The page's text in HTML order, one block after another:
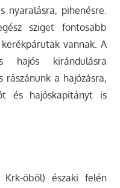
nyaralásra, pihenésre.
sziget fontosabb
vannak. A
hajós kirándulásra
a hajózásra,
és hajóskapitányt is
öböl) északi felén